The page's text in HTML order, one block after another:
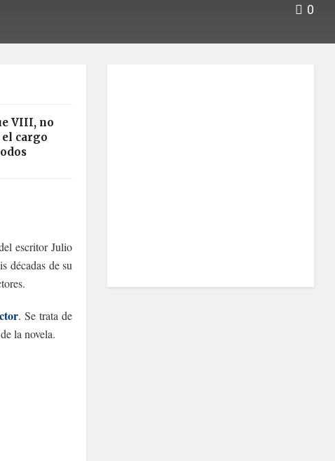
0
VIII, no
cargo
escritor Julio
décadas de su
. Se trata de
la novela.